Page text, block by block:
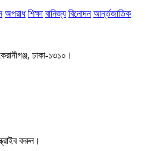
অপরাধ শিক্ষা বানিজ্য বিনোদন আর্ন্তজাতিক
ঢাকা-১৩১০।
করুন।